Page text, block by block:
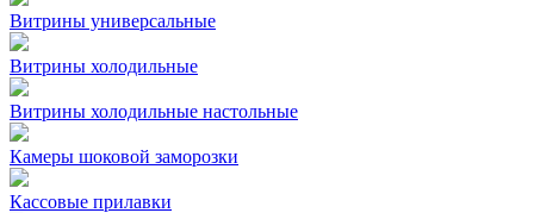
Витрины универсальные
Витрины холодильные
Витрины холодильные настольные
Камеры шоковой заморозки
Кассовые прилавки